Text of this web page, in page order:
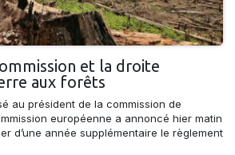
et la droite
aux forêts
au président de la commission de
européenne a annoncé hier matin
d’une année supplémentaire le règlement